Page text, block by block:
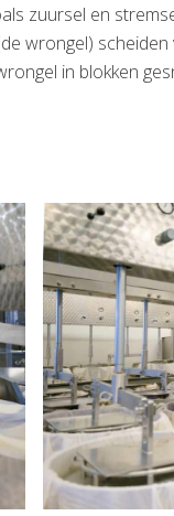
zuursel en
wrongel)
in blokken